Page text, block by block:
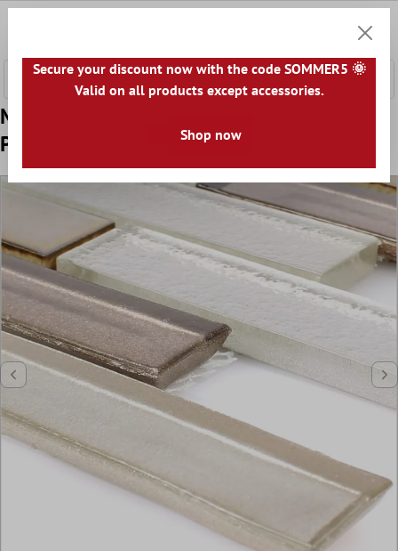
Model din Sticlă Ceramică Plăci De Mozaic
Permoser Cupru Alb
Secure your discount now with the code SOMMER5 🌞
Valid on all products except accessories.
Shop now